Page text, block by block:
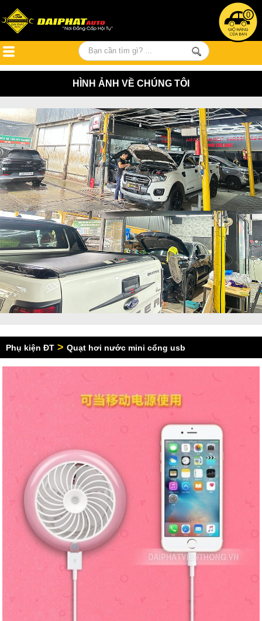
0
HÌNH ẢNH VỀ CHÚNG TÔI
Phụ kiện ĐT > Quạt hơi nước mini cổng usb